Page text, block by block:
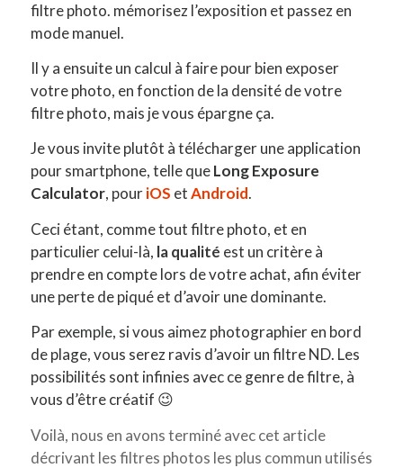
filtre photo. mémorisez l’exposition et passez en
mode manuel.
Il y a ensuite un calcul à faire pour bien exposer
votre photo, en fonction de la densité de votre
filtre photo, mais je vous épargne ça.
Je vous invite plutôt à télécharger une application
pour smartphone, telle queLong Exposure
Calculator, pouriOS etAndroid.
Ceci étant, comme tout filtre photo, et en
particulier celui-là, la qualité est un critère à
prendre en compte lors de votre achat, afin éviter
une perte de piqué et d’avoir une dominante.
Par exemple, si vous aimez photographier en bord
de plage, vous serez ravis d’avoir un filtre ND. Les
possibilités sont infinies avec ce genre de filtre, à
vous d’être créatif 😉
Voilà, nous en avons terminé avec cet article
décrivant les filtres photos les plus commun utilisés